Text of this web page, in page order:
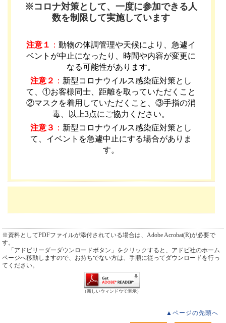
※コロナ対策として、一度に参加できる人
数を制限して実施しています
注意１ ：動物の体調管理や天候により、急遽イ
ベントが中止になったり、時間や内容が変更に
なる可能性があります。
注意２ ： 新型コロナウイルス感染症対策とし
て、①お客様同士、距離を取っていただくこと
②マスクを着用していただくこと、③手指の消
毒、以上3点にご協力ください。
注意３ ： 新型コロナウイルス感染症対策とし
て、イベントを急遽中止にする場合がありま
す。
※資料としてPDFファイルが添付されている場合は、Adobe Acrobat(R)が必要で
す。
「アドビリーダーダウンロードボタン」をクリックすると、アドビ社のホーム
ページへ移動しますので、お持ちでない方は、手順に従ってダウンロードを行っ
てください。
（新しいウィンドウで表示）
▲ページの先頭へ